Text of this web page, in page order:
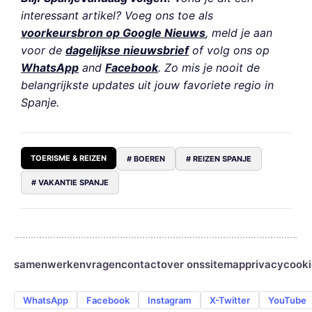
interessant artikel? Voeg ons toe als
voorkeursbron op Google Nieuws, meld je aan
voor de dagelijkse nieuwsbriefof volg ons op
WhatsApp and Facebook. Zo mis je nooit de
belangrijkste updates uit jouw favoriete regio in
Spanje.
TOERISME & REIZEN # BOEREN # REIZEN SPANJE
# VAKANTIE SPANJE
samenwerkenvragencontactover onssitemapprivacy
WhatsApp Facebook Instagram X-Twitter YouTube